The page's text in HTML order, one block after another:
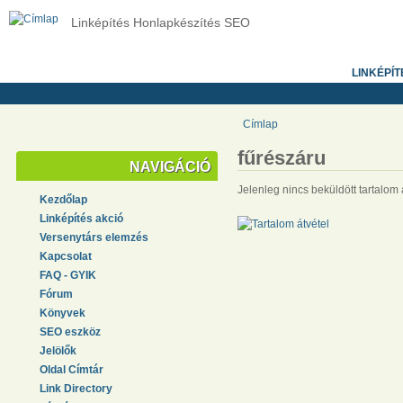
Linképítés Honlapkészítés SEO
Címlap
NAVIGÁCIÓ
Kezdőlap
Linképítés akció
Versenytárs elemzés
Kapcsolat
FAQ - GYIK
Fórum
Könyvek
SEO eszköz
Jelölők
Oldal Címtár
Link Directory
fűrészáru
Jelenleg nincs beküldött tartalom